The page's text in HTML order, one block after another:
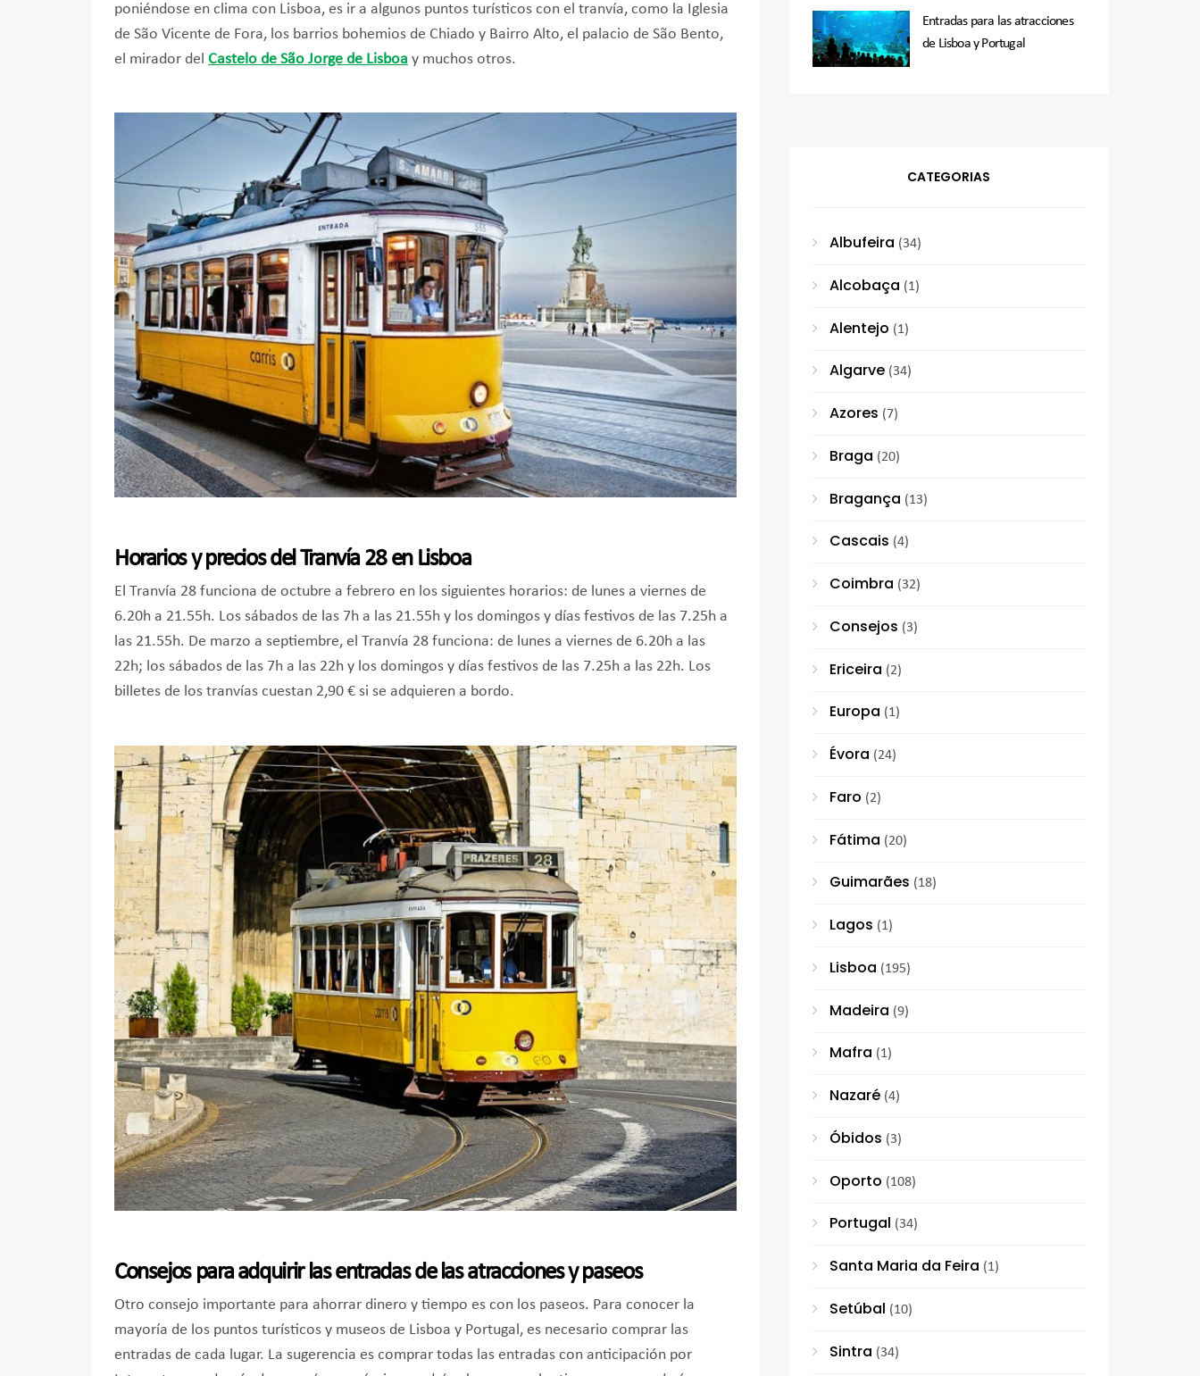
poniéndose en clima con Lisboa, es ir a algunos puntos turísticos con el tranvía, como la Iglesia
de São Vicente de Fora, los barrios bohemios de Chiado y Bairro Alto, el palacio de São Bento,
el mirador del Castelo de São Jorge de Lisboa y muchos otros.
Horarios y precios del Tranvía 28 en Lisboa
El Tranvía 28 funciona de octubre a febrero en los siguientes horarios: de lunes a viernes de
6.20h a 21.55h. Los sábados de las 7h a las 21.55h y los domingos y días festivos de las 7.25h a
las 21.55h. De marzo a septiembre, el Tranvía 28 funciona: de lunes a viernes de 6.20h a las
22h; los sábados de las 7h a las 22h y los domingos y días festivos de las 7.25h a las 22h. Los
billetes de los tranvías cuestan 2,90 € si se adquieren a bordo.
Consejos para adquirir las entradas de las atracciones y paseos
Otro consejo importante para ahorrar dinero y tiempo es con los paseos. Para conocer la
mayoría de los puntos turísticos y museos de Lisboa y Portugal, es necesario comprar las
entradas de cada lugar. La sugerencia es comprar todas las entradas con anticipación por
Entradas para las atracciones
de Lisboa y Portugal
CATEGORIAS
Albufeira (34)
Alcobaça (1)
Alentejo (1)
Algarve (34)
Azores (7)
Braga (20)
Bragança (13)
Cascais (4)
Coimbra (32)
Consejos (3)
Ericeira (2)
Europa (1)
Évora (24)
Faro (2)
Fátima (20)
Guimarães (18)
Lagos (1)
Lisboa (195)
Madeira (9)
Mafra (1)
Nazaré (4)
Óbidos (3)
Oporto (108)
Portugal (34)
Santa Maria da Feira (1)
Setúbal (10)
Sintra (34)